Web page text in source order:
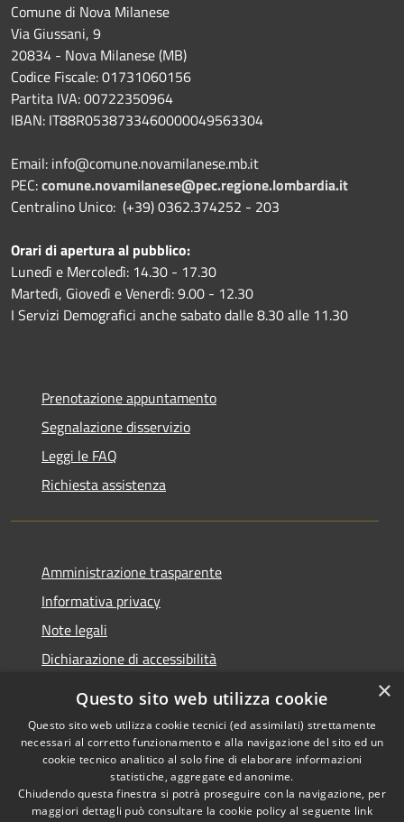
Comune di Nova Milanese
Via Giussani, 9
20834 - Nova Milanese (MB)
Codice Fiscale: 01731060156
Partita IVA: 00722350964
IBAN: IT88R0538733460000049563304
Email: info@comune.novamilanese.mb.it
PEC:comune.novamilanese@pec.regione.lombardia.it
Centralino Unico: (+39) 0362.374252 - 203
Orari di apertura al pubblico:
Lunedì e Mercoledì: 14.30 - 17.30
Martedì, Giovedì e Venerdì: 9.00 - 12.30
I Servizi Demografici anche sabato dalle 8.30 alle 11.30
Prenotazione appuntamento
Segnalazione disservizio
Leggi le FAQ
Richiesta assistenza
Amministrazione trasparente
Informativa privacy
Note legali
Dichiarazione di accessibilità
RSS
Privacy
Cookie
Copyright © 2026 • Comune di
Nova Milanese • Powered by
Municipium•Accesso
redazione
×
Questo sito web utilizza cookie
Questo sito web utilizza cookie tecnici (ed assimilati) strettamente
necessari al corretto funzionamento e alla navigazione del sito ed un
cookie tecnico analitico al solo fine di elaborare informazioni
statistiche, aggregate ed anonime.
Chiudendo questa finestra si potrà proseguire con la navigazione, per
maggiori dettagli può consultare la cookie policy al seguente link